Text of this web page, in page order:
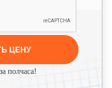
ЦЕНУ
полчаса!